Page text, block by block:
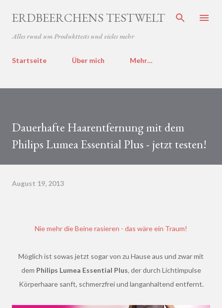
Direkt zum Hauptbereich
ERDBEERCHENS TESTWELT
Alles rund um Produkttests und vieles mehr
Startseite Über mich Mehr…
Dauerhafte Haarentfernung mit dem
Philips Lumea Essential Plus - jetzt testen!
August 19, 2013
Nie mehr die Beine rasieren - das wäre ein Traum!
Möglich ist sowas jetzt sogar von zu Hause aus und zwar mit
dem Philips Lumea Essential Plus, der durch Lichtimpulse
Körperhaare sanft, schmerzfrei und langanhaltend entfernt.